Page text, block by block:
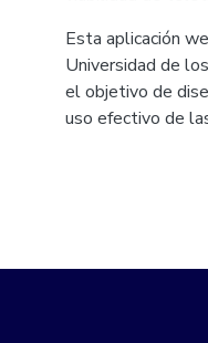
Esta aplicación
Universidad de
el objetivo de
uso efectivo de